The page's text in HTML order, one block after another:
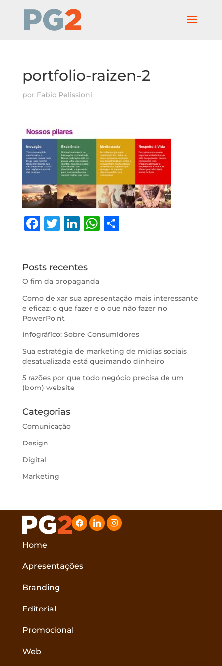
portfolio-raizen-2
por Fabio Pelissioni
F
e
b
o
o
k
T
te
r
Li
e
dI
n
W
p
S
Posts recentes
O fim da propaganda
Como deixar sua apresentação mais interessante
e eficaz: o que fazer e o que não fazer no
PowerPoint
Infográfico: Sobre Consumidores
Sua estratégia de marketing de mídias sociais
desatualizada está queimando dinheiro
5 razões por que todo negócio precisa de um
(bom) website
Categorias
Comunicação
Design
Digital
Marketing
facebook
linkedininstagram
Home
Apresentações
Branding
Editorial
Promocional
Web